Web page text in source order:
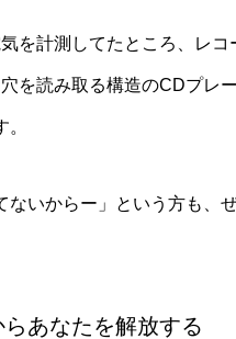
を計測してたところ、レ
を読み取る構造のCDプレ
ないからー」という方も、
あなたを解放する